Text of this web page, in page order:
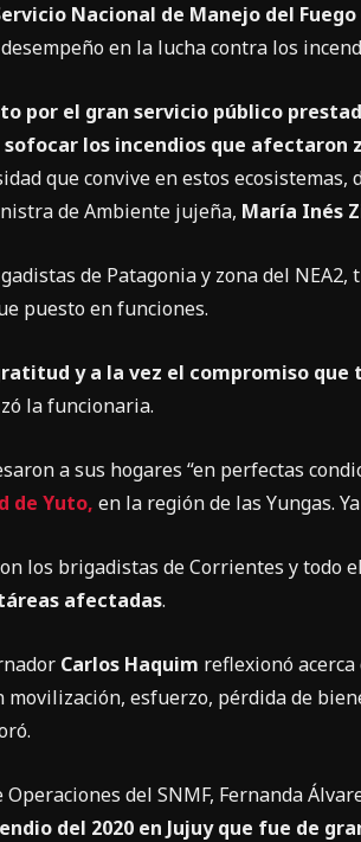
Nacional de Manejo del Fuego
en la lucha contra los
por el gran servicio público
los incendios que afectaron
que convive en estos ecosistemas,
de Ambiente jujeña, María Inés
de Patagonia y zona del
puesto en funciones.
y a la vez el compromiso que
la funcionaria.
a sus hogares “en perfectas
de Yuto, en la región de las Yungas.
los brigadistas de Corrientes y todo
afectadas.
Carlos Haquim reflexionó
movilización, esfuerzo, pérdida de
del SNMF, Fernanda
del 2020 en Jujuy que fue de